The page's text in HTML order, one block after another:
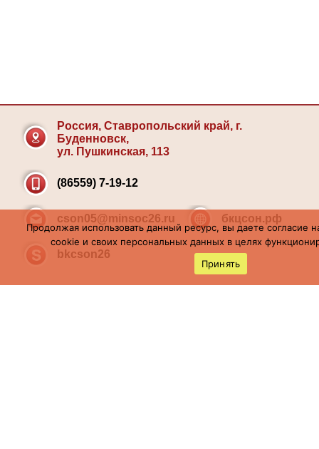
Россия, Ставропольский край, г.
Буденновск,
ул. Пушкинская, 113
(86559) 7-19-12
cson05@minsoc26.ru бкцсон.рф
bkcson26
Продолжая использовать данный ресурс, вы даете согласие
cookie и своих персональных данных в целях
Принять